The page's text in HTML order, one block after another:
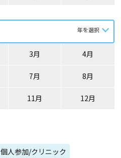
3月 4月
7月 8月
11月 12月
個人参加/クリニック